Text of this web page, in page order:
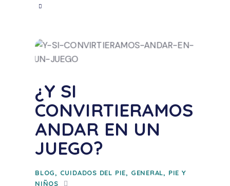
¿Y SI
CONVIRTIERAMOS
ANDAR EN UN
JUEGO?
BLOG, CUIDADOS DEL PIE, GENERAL, PIE Y
NIÑOS